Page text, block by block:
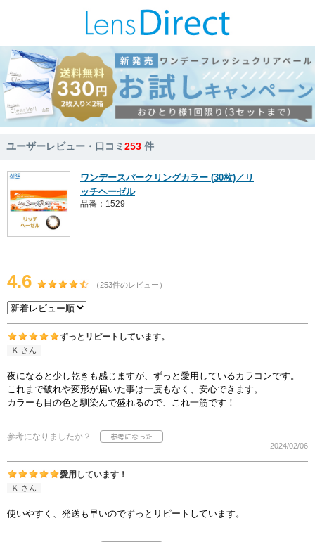
ユーザーレビュー・口コミ253 件
ワンデースパークリングカラー (30枚)／リ
ッチヘーゼル
品番：1529
4.6 （253件のレビュー）
ずっとリピートしています。
Ｋ さん
夜になると少し乾きも感じますが、ずっと愛用しているカラコンです。
これまで破れや変形が届いた事は一度もなく、安心できます。
カラーも目の色と馴染んで盛れるので、これ一筋です！
参考になりましたか？
2024/02/06
愛用しています！
Ｋ さん
使いやすく、発送も早いのでずっとリピートしています。